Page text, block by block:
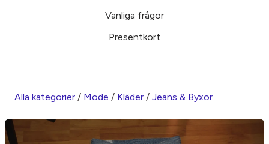
Vanliga frågor
Presentkort
Alla kategorier / Mode / Kläder / Jeans & Byxor